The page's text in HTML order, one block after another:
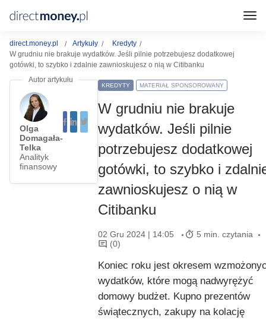
direct.money.pl Artykuły
Kredyty
W grudniu nie brakuje wydatków. Jeśli pilnie potrzebujesz dodatkowej
gotówki, to szybko i zdalnie zawnioskujesz o nią w Citibanku
Olga
Domagała-
Telka
Analityk
finansowy
KREDYTY MATERIAŁ SPONSOROWANY
W grudniu nie brakuje
wydatków. Jeśli pilnie
potrzebujesz dodatkowej
gotówki, to szybko i
zawnioskujesz o nią w
Citibanku
02 Gru 2024 | 14:05
5 min. czytania
(0)
Koniec roku jest okresem
wydatków, które mogą nadwyrężyć
domowy budżet. Kupno prezentów
świątecznych, zakupy na kolację